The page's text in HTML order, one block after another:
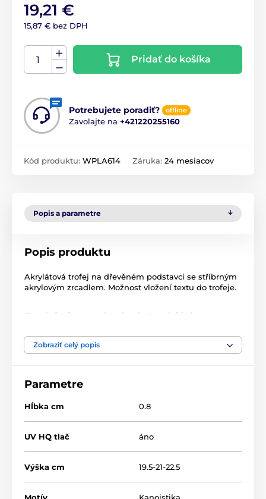
19,21 €
15,87 € bez DPH
Pridať do košíka
Potrebujete poradiť? offline
Zavolajte na +421220255160
Kód produktu: WPLA614 Záruka: 24 mesiacov
Popis a parametre
Popis produktu
Akrylátová trofej na dřevěném podstavci se stříbrným
akrylovým zrcadlem. Možnost vložení textu do trofeje.
Produkt je zaradený v kategóriách
Kanoistika WPLA 501-
Zobraziť celý popis
Parametre
Hĺbka cm 0.8
UV HQ tlač áno
Výška cm 19.5-21-22.5